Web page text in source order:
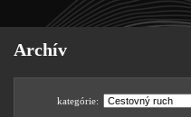
Archív
kategórie: